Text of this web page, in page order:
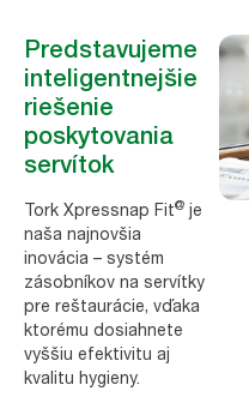
Predstavujeme
inteligentnejšie
riešenie
poskytovania
servítok
Tork Xpressnap Fit@je
naša najnovšia
inovácia – systém
zásobníkov na servítky
pre reštaurácie, vďaka
ktorému dosiahnete
vyššiu efektivitu aj
kvalitu hygieny.